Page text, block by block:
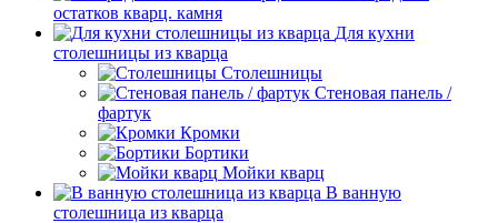
остатков кварц. камня
Для кухни
столешницы из кварца
Столешницы
Стеновая панель /
фартук
Кромки
Бортики
Мойки кварц
В ванную
столешница из кварца